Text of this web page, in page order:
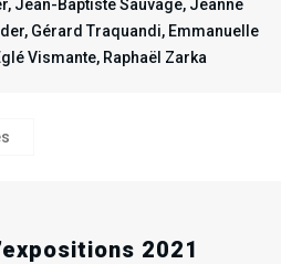
Jean-Baptiste Sauvage, Jeanne
Gérard Traquandi, Emmanuelle
Vismante, Raphaël Zarka
2021